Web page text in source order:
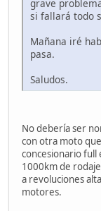
grave
si fallará todo
Mañana iré
pasa.
Saludos.
No debería ser
con otra moto
concesionario full
1000km de
a revoluciones
motores.